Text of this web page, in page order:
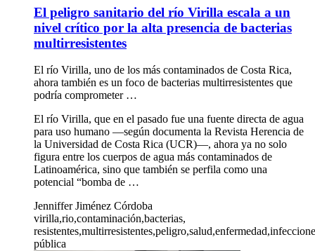
El peligro sanitario del río Virilla escala a un
nivel crítico por la alta presencia de bacterias
multirresistentes
El río Virilla, uno de los más contaminados de Costa Rica,
ahora también es un foco de bacterias multirresistentes que
podría comprometer …
El río Virilla, que en el pasado fue una fuente directa de agua
para uso humano —según documenta la Revista Herencia de
la Universidad de Costa Rica (UCR)—, ahora ya no solo
figura entre los cuerpos de agua más contaminados de
Latinoamérica, sino que también se perfila como una
potencial “bomba de …
Jenniffer Jiménez Córdoba
virilla,rio,contaminación,bacterias,
pública